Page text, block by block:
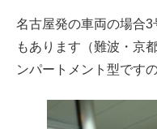
名古屋発の車両の場合
もあります（難波・京
ンパートメント型です